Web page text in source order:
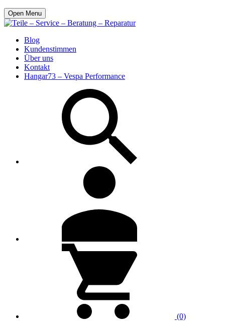
Open Menu
Blog
Kundenstimmen
Über uns
Kontakt
Hangar73 – Vespa Performance
(0)